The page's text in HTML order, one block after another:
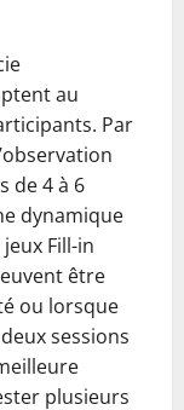
au
Par
de 4 à 6
dynamique
Fill-in
être
ou lorsque
sessions
plusieurs